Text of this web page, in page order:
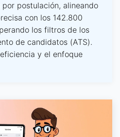
postulación, alineando
con los 142.800
los filtros de los
de candidatos (ATS).
y el enfoque